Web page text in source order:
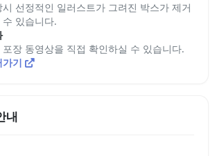
선정적인 일러스트가 그려진 박스가 제거
있습니다.
장 동영상을 직접 확인하실 수 있습니다.
기
내